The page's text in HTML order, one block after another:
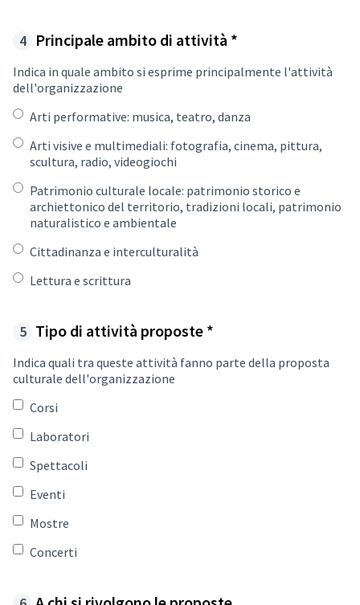
Principale ambito di attività *
Indica in quale ambito si esprime principalmente l'attività
dell'organizzazione
Arti performative: musica, teatro, danza
Arti visive e multimediali: fotografia, cinema, pittura,
scultura, radio, videogiochi
Patrimonio culturale locale: patrimonio storico e
archiettonico del territorio, tradizioni locali, patrimonio
naturalistico e ambientale
Cittadinanza e interculturalità
Lettura e scrittura
Tipo di attività proposte *
Indica quali tra queste attività fanno parte della proposta
culturale dell'organizzazione
Corsi
Laboratori
Spettacoli
Eventi
Mostre
Concerti